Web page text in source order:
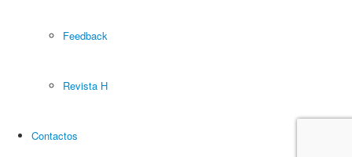
Feedback
Revista H
Contactos